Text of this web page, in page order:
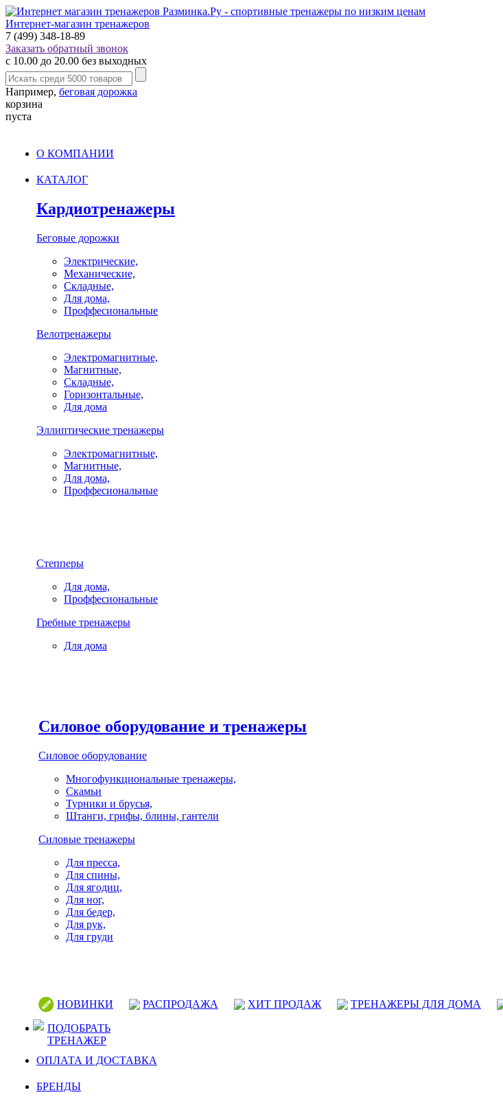
Интернет-магазин тренажеров
7 (499) 348-18-89
Заказать обратный звонок
с 10.00 до 20.00 без выходных
Например, беговая дорожка
корзина
пуста
О КОМПАНИИ
КАТАЛОГ
Кардиотренажеры
Беговые дорожки
Электрические,
Механические,
Складные,
Для дома,
Проффесиональные
Велотренажеры
Электромагнитные,
Магнитные,
Складные,
Горизонтальные,
Для дома
Эллиптические тренажеры
Электромагнитные,
Магнитные,
Для дома,
Проффесиональные
Степперы
Для дома,
Проффесиональные
Гребные тренажеры
Для дома
Силовое оборудование и тренажеры
Силовое оборудование
Многофункциональные тренажеры,
Скамьи
Турники и брусья,
Штанги, грифы, блины, гантели
Силовые тренажеры
Для пресса,
Для спины,
Для ягодиц,
Для ног,
Для бедер,
Для рук,
Для груди
НОВИНКИ РАСПРОДАЖА ХИТ ПРОДАЖ ТРЕНАЖЕРЫ ДЛЯ ДОМА
ПОДОБРАТЬ
ТРЕНАЖЕР
ОПЛАТА И ДОСТАВКА
БРЕНДЫ